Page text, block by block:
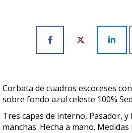
Corbata de cuadros escoceses
sobre fondo azul celeste 100%
Tres capas de interno, Pasador, y
manchas. Hecha a mano.